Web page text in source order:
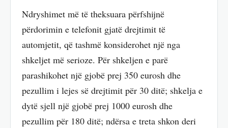
Ndryshimet më të theksuara përfshijnë
përdorimin e telefonit gjatë drejtimit të
automjetit, që tashmë konsiderohet një nga
shkeljet më serioze. Për shkeljen e parë
parashikohet një gjobë prej 350 eurosh dhe
pezullim i lejes së drejtimit për 30 ditë; shkelja e
dytë sjell një gjobë prej 1000 eurosh dhe
pezullim për 180 ditë; ndërsa e treta shkon deri